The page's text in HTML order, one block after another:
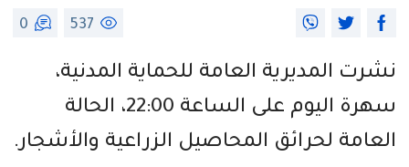
537
0
نشرت المديرية العامة للحماية المدنية،
سهرة اليوم على الساعة 22:00، الحالة
العامة لحرائق المحاصيل الزراعية والأشجار.